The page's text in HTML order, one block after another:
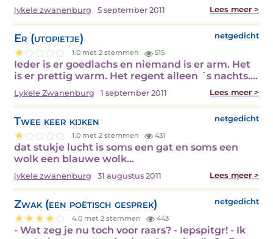
lykele zwanenburg 5 september 2011 Lees meer >
Er (utopietje) netgedicht
1.0 met 2 stemmen 515
Ieder is er goedlachs en niemand is er arm. Het
is er prettig warm. Het regent alleen ´s nachts.…
Lykele Zwanenburg 1 september 2011 Lees meer >
Twee keer kijken netgedicht
1.0 met 2 stemmen 431
dat stukje lucht is soms een gat en soms een
wolk een blauwe wolk…
lykele zwanenburg 31 augustus 2011 Lees meer >
Zwak (een poëtisch gesprek) netgedicht
4.0 met 2 stemmen 443
- Wat zeg je nu toch voor raars? - Iepspitgr! - Ik